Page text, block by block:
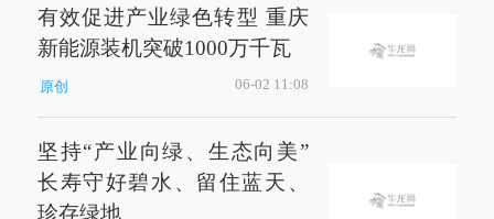
有效促进产业绿色转型 重庆
新能源装机突破1000万千瓦
原创 06-02 11:08
坚持“产业向绿、生态向美”
长寿守好碧水、留住蓝天、
珍存绿地